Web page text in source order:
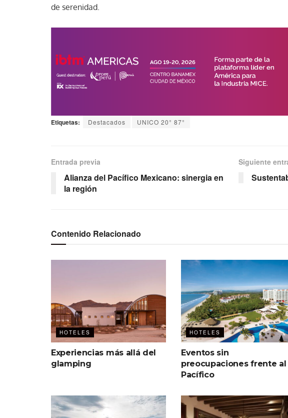
de serenidad.
Etiquetas: Destacados UNICO 20° 87°
Entrada previa
Alianza del Pacífico Mexicano: sinergia en
la región
Siguiente
Contenido Relacionado
HOTELES
Experiencias más allá del
glamping
HOTELES
Eventos sin
preocupaciones frente al
Pacífico